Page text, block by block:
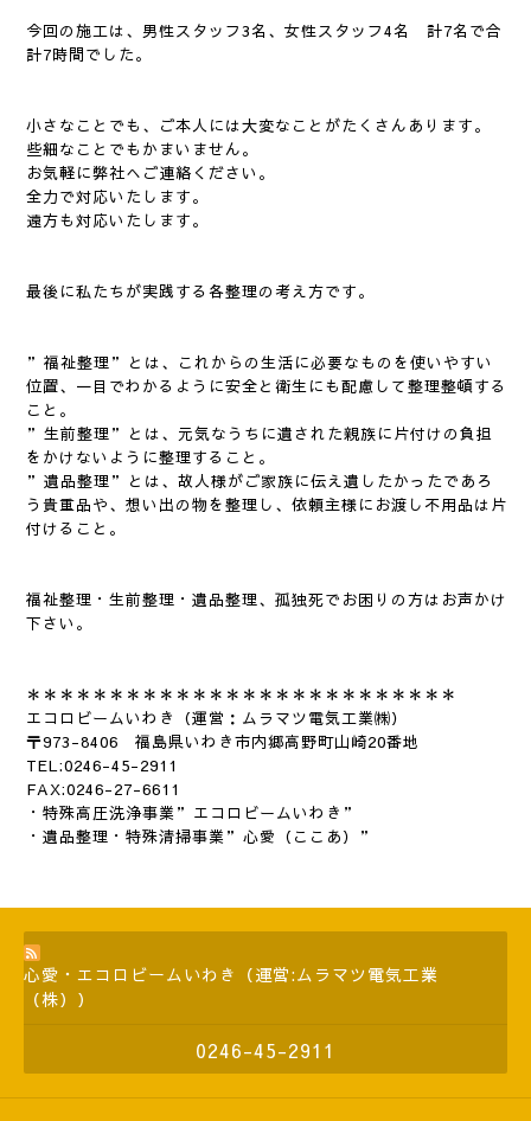
今回の施工は、男性スタッフ3名、女性スタッフ4名 計7名で合
計7時間でした。
小さなことでも、ご本人には大変なことがたくさんあります。
些細なことでもかまいません。
お気軽に弊社へご連絡ください。
全力で対応いたします。
遠方も対応いたします。
最後に私たちが実践する各整理の考え方です。
”福祉整理”とは、これからの生活に必要なものを使いやすい
位置、一目でわかるように安全と衛生にも配慮して整理整頓する
こと。
”生前整理”とは、元気なうちに遺された親族に片付けの負担
をかけないように整理すること。
”遺品整理”とは、故人様がご家族に伝え遺したかったであろ
う貴重品や、想い出の物を整理し、依頼主様にお渡し不用品は片
付けること。
福祉整理・生前整理・遺品整理、孤独死でお困りの方はお声かけ
下さい。
＊＊＊＊＊＊＊＊＊＊＊＊＊＊＊＊＊＊＊＊＊＊＊＊＊＊
エコロビームいわき（運営：ムラマツ電気工業㈱）
〒973-8406 福島県いわき市内郷高野町山崎20番地
TEL:0246-45-2911
FAX:0246-27-6611
・特殊高圧洗浄事業”エコロビームいわき”
・遺品整理・特殊清掃事業”心愛（ここあ）”
心愛・エコロビームいわき（運営:ムラマツ電気工業
（株））
0246-45-2911